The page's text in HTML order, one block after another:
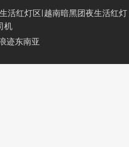
活红灯区|越南暗黑团夜生活红灯
机
迹东南亚